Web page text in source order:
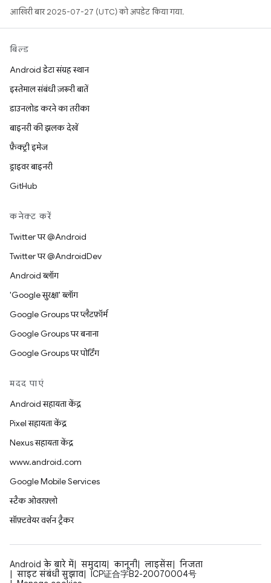
आखिरी बार 2025-07-27 (UTC) को अपडेट किया गया.
बिल्ड
Android डेटा संग्रह स्थान
इस्तेमाल संबंधी ज़रूरी बातें
डाउनलोड करने का तरीका
बाइनरी की झलक देखें
फ़ैक्ट्री इमेज
ड्राइवर बाइनरी
GitHub
कनेक्ट करें
Twitter पर @Android
Twitter पर @AndroidDev
Android ब्लॉग
'Google सुरक्षा' ब्लॉग
Google Groups पर प्लैटफ़ॉर्म
Google Groups पर बनाना
Google Groups पर पोर्टिंग
मदद पाएं
Android सहायता केंद्र
Pixel सहायता केंद्र
Nexus सहायता केंद्र
www.android.com
Google Mobile Services
स्टैक ओवरफ़्लो
सॉफ़्टवेयर वर्शन ट्रैकर
Android के बारे में समुदाय कानूनी लाइसेंस
निजता
साइट संबंधी सुझाव
ICP证合字B2-20070004号